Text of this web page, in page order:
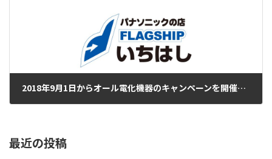
2018年9月1日からオール電化機器のキャンペーンを開催します！！！【２０１８/９/１～１０/２４】
2018年8月31日
最近の投稿